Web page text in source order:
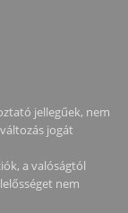
jellegűek, nem
jogát
a valóságtól
nem